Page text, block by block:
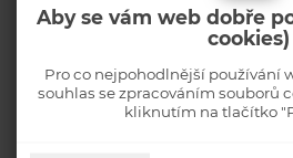
Aby se vám web dobře
cookies)
Pro co nejpohodlnější používání
souhlas se zpracováním souborů
kliknutím na tlačítko